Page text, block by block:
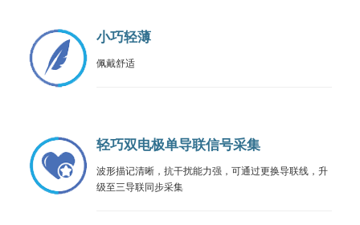
小巧轻薄
佩戴舒适
轻巧双电极单导联信号采集
波形描记清晰，抗干扰能力强，可通过更换导联线，升
级至三导联同步采集